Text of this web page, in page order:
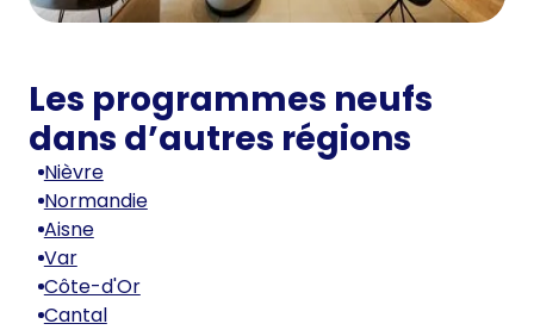
Les programmes neufs
dans d’autres régions
Nièvre
Normandie
Aisne
Var
Côte-d'Or
Cantal